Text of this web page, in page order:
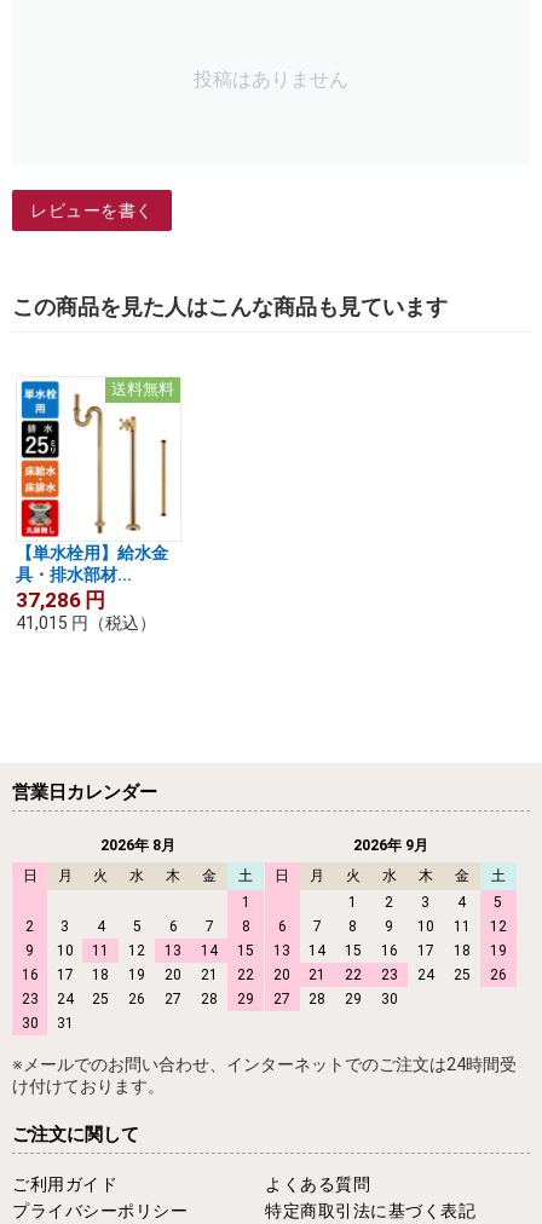
投稿はありません
レビューを書く
この商品を見た人はこんな商品も見ています
送料無料
【単水栓用】給水金
具・排水部材...
37,286 円
41,015 円 （税込）
営業日カレンダー
2026年 8月
日
月 火 水 木 金
土
1
2
3 4 5 6 7
8
9
10 11 12 13 14
15
16
17 18 19 20 21
22
23
24 25 26 27 28
29
30
31
2026年 9月
日
月 火 水 木 金
土
1
2 3 4
5
6
7 8 9 10 11
12
13
14 15 16 17 18
19
20
21 22 23 24 25
26
27
28 29 30
※メールでのお問い合わせ、インターネットでのご注文は24時間受
け付けております。
ご注文に関して
ご利用ガイド
よくある質問
プライバシーポリシー
特定商取引法に基づく表記